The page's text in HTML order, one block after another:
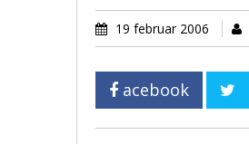
19 februar 2006
acebook